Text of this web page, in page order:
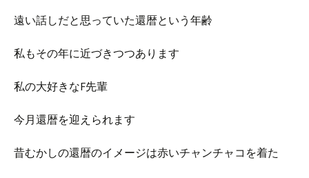
遠い話しだと思っていた還暦という年齢
私もその年に近づきつつあります
私の大好きなF先輩
今月還暦を迎えられます
昔むかしの還暦のイメージは赤いチャンチャコを着た